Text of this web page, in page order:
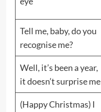
Tell me, baby, do you
recognise me?
Well, it’s been a year,
it doesn’t surprise me
(Happy Christmas) I